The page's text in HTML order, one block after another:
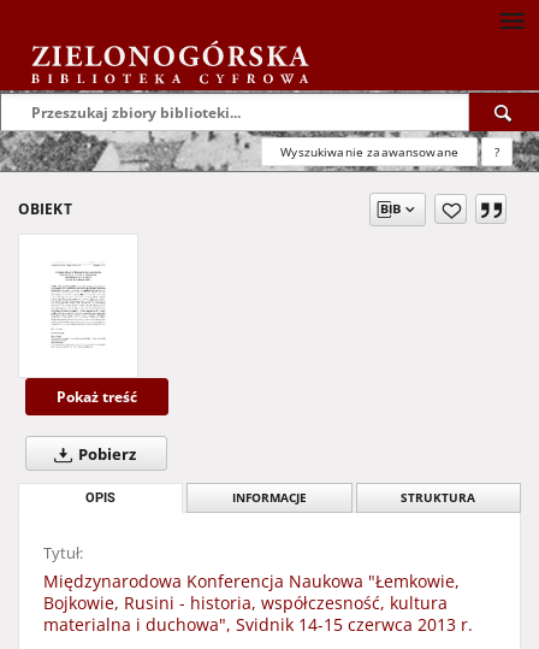
Wyszukiwanie zaawansowane ?
OBIEKT
Pokaż treść
Pobierz
OPIS INFORMACJE STRUKTURA
Tytuł:
Międzynarodowa Konferencja Naukowa "Łemkowie,
Bojkowie, Rusini - historia, współczesność, kultura
materialna i duchowa", Svidnik 14-15 czerwca 2013 r.